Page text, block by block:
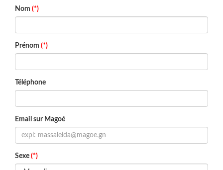
Nom (*)
Prénom (*)
Téléphone
Email sur Magoé
Sexe (*)